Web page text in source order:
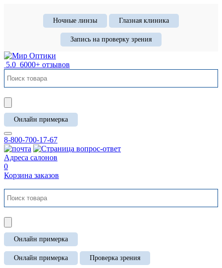
Ночные линзы Глазная клиника
Запись на проверку зрения
5.0 6000+ отзывов
Онлайн примерка
8-800-700-17-67
Адреса салонов
0
Корзина заказов
Онлайн примерка
Онлайн примерка Проверка зрения